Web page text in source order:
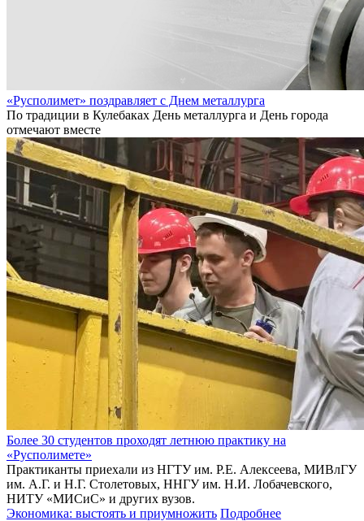
«Русполимет» поздравляет с Днем металлурга
По традиции в Кулебаках День металлурга и День города
отмечают вместе
Более 30 студентов проходят летнюю практику на
«Русполимете»
Практиканты приехали из НГТУ им. Р.Е. Алексеева, МИВлГУ
им. А.Г. и Н.Г. Столетовых, ННГУ им. Н.И. Лобачевского,
НИТУ «МИСиС» и других вузов.
Экономика: выстоять и приумножить Подробнее